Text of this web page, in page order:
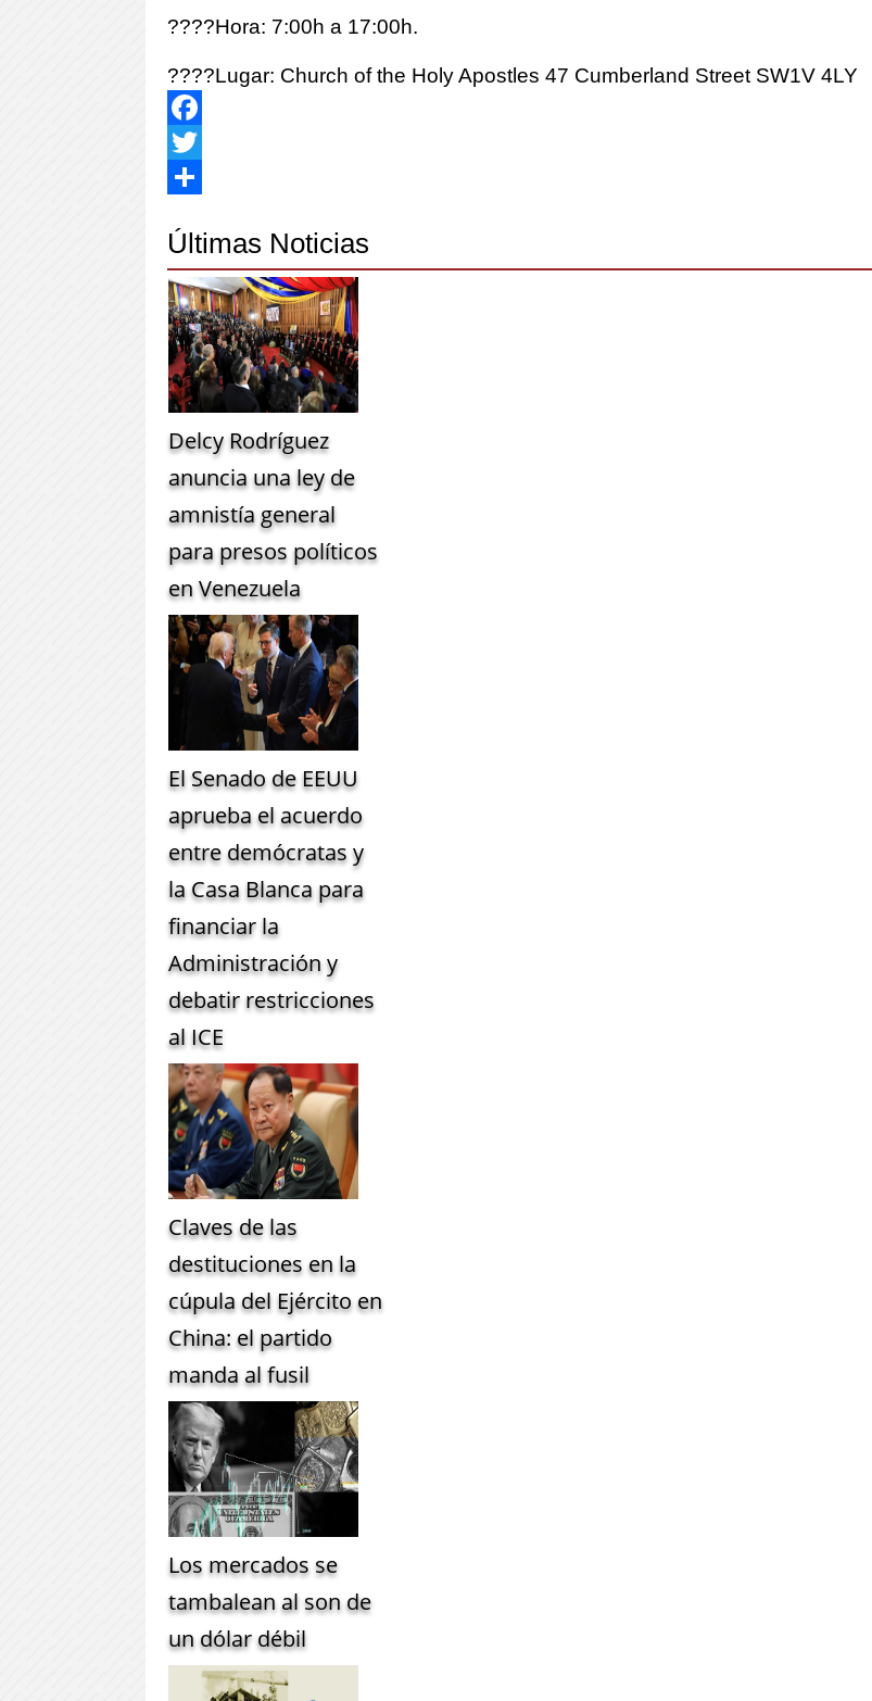
????Hora: 7:00h a 17:00h.
????Lugar: Church of the Holy Apostles 47 Cumberland Street SW1V 4LY
Facebook
Twitter
Últimas Noticias
Delcy Rodríguez
anuncia una ley de
amnistía general
para presos políticos
en Venezuela
El Senado de EEUU
aprueba el acuerdo
entre demócratas y
la Casa Blanca para
financiar la
Administración y
debatir restricciones
al ICE
Claves de las
destituciones en la
cúpula del Ejército en
China: el partido
manda al fusil
Los mercados se
tambalean al son de
un dólar débil